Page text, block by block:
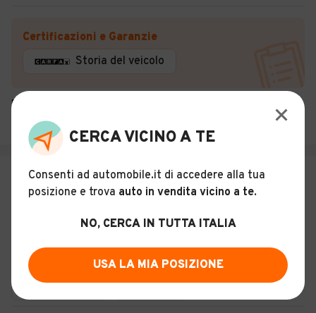
Certificazioni e Garanzie
Storia del veicolo
BAJA MOTORS 2
Ladispoli (RM)
15
€ 13.500
Smart ForTwo 90 0.9 Turbo
PRONTA CONSEGNA
Usato Dicembre 2019
89.900 km
CERCA VICINO A TE
Consenti ad automobile.it di accedere alla tua
posizione e trova auto in vendita vicino a te.
NO, CERCA IN TUTTA ITALIA
USA LA MIA POSIZIONE